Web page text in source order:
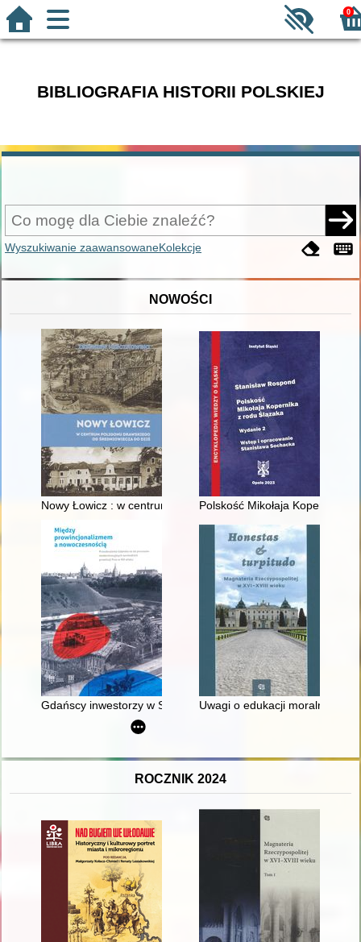
0
BIBLIOGRAFIA HISTORII POLSKIEJ
Wyszukiwanie zaawansowaneKolekcje
NOWOŚCI
Nowy Łowicz : w centrum poligonu drawskiego od
Polskość Mikołaja Kopernika z
Gdańscy inwestorzy w Sopocie : prestiż finansowy i
Uwagi o edukacji moralnej
ROCZNIK 2024